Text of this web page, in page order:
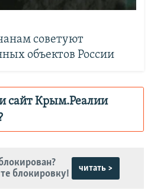
советуют
объектов России
сайт Крым.Реалии
зеркального сайта:
блокировку!
читать >